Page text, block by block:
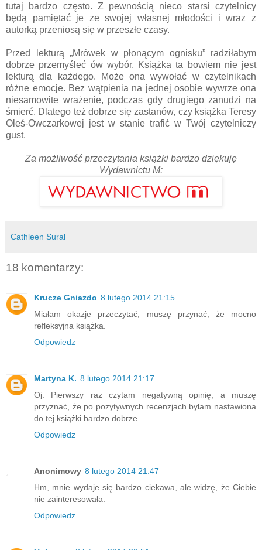
tutaj bardzo często. Z pewnością nieco starsi czytelnicy
będą pamiętać je ze swojej własnej młodości i wraz z
autorką przeniosą się w przeszłe czasy.
Przed lekturą „Mrówek w płonącym ognisku” radziłabym
dobrze przemyśleć ów wybór. Książka ta bowiem nie jest
lekturą dla każdego. Może ona wywołać w czytelnikach
różne emocje. Bez wątpienia na jednej osobie wywrze ona
niesamowite wrażenie, podczas gdy drugiego zanudzi na
śmierć. Dlatego też dobrze się zastanów, czy książka Teresy
Oleś-Owczarkowej jest w stanie trafić w Twój czytelniczy
gust.
Za możliwość przeczytania książki bardzo dziękuję
Wydawnictu M:
Cathleen Sural
18 komentarzy:
Krucze Gniazdo 8 lutego 2014 21:15
Miałam okazje przeczytać, muszę przynać, że mocno
refleksyjna książka.
Odpowiedz
Martyna K. 8 lutego 2014 21:17
Oj. Pierwszy raz czytam negatywną opinię, a muszę
przyznać, że po pozytywnych recenzjach byłam nastawiona
do tej książki bardzo dobrze.
Odpowiedz
Anonimowy 8 lutego 2014 21:47
Hm, mnie wydaje się bardzo ciekawa, ale widzę, że Ciebie
nie zainteresowała.
Odpowiedz